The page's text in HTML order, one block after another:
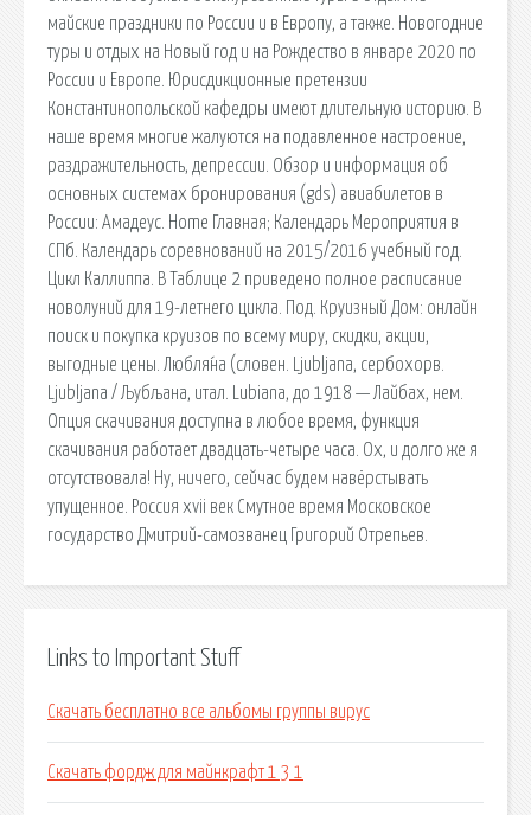
майские праздники по России и в Европу, а также. Новогодние
туры и отдых на Новый год и на Рождество в январе 2020 по
России и Европе. Юрисдикционные претензии
Константинопольской кафедры имеют длительную историю. В
наше время многие жалуются на подавленное настроение,
раздражительность, депрессии. Обзор и информация об
основных системах бронирования (gds) авиабилетов в
России: Амадеус. Home Главная; Календарь Мероприятия в
СПб. Календарь соревнований на 2015/2016 учебный год.
Цикл Каллиппа. В Таблице 2 приведено полное расписание
новолуний для 19-летнего цикла. Под. Круизный Дом: онлайн
поиск и покупка круизов по всему миру, скидки, акции,
выгодные цены. Любля́на (словен. Ljubljana, сербохорв.
Ljubljana / Љубљана, итал. Lubiana, до 1918 — Лайбах, нем.
Опция скачивания доступна в любое время, функция
скачивания работает двадцать-четыре часа. Ох, и долго же я
отсутствовала! Ну, ничего, сейчас будем навёрстывать
упущенное. Россия xvii век Смутное время Московское
государство Дмитрий-самозванец Григорий Отрепьев.
Links to Important Stuff
Скачать бесплатно все альбомы группы вирус
Скачать фордж для майнкрафт 1 3 1